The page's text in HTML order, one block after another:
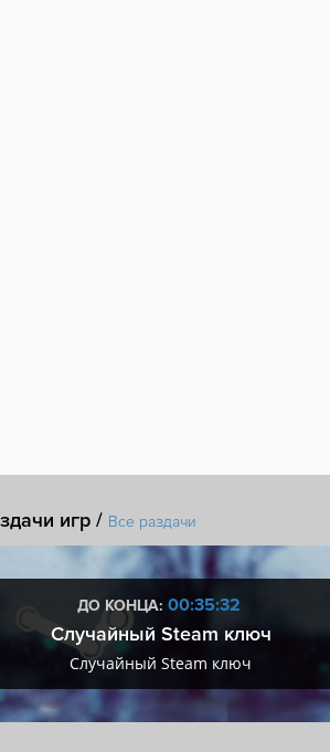
игр / Все раздачи
ДО КОНЦА: 00:35:31
Случайный Steam ключ
Случайный Steam ключ